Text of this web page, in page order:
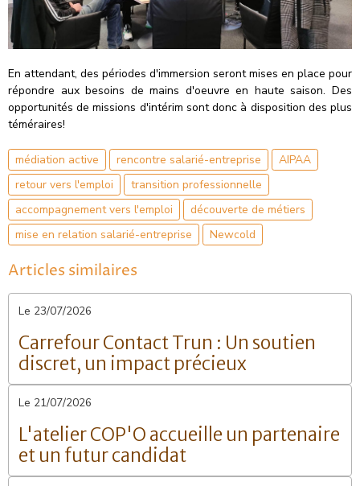
En attendant, des périodes d'immersion seront mises en place pour
répondre aux besoins de mains d'oeuvre en haute saison. Des
opportunités de missions d'intérim sont donc à disposition des plus
téméraires!
médiation active rencontre salarié-entreprise
AIPAA
retour vers l'emploi
transition professionnelle
accompagnement vers l'emploi
découverte de métiers
mise en relation salarié-entreprise
Newcold
Articles similaires
Le 23/07/2026
Carrefour Contact Trun : Un soutien
discret, un impact précieux
Le 21/07/2026
L'atelier COP'O accueille un partenaire
et un futur candidat